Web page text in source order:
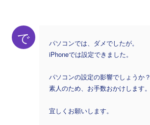
で
パソコンでは、ダメでしたが。
iPhoneでは設定できました。
パソコンの設定の影響でしょうか？
素人のため、お手数おかけします。
宜しくお願いします。